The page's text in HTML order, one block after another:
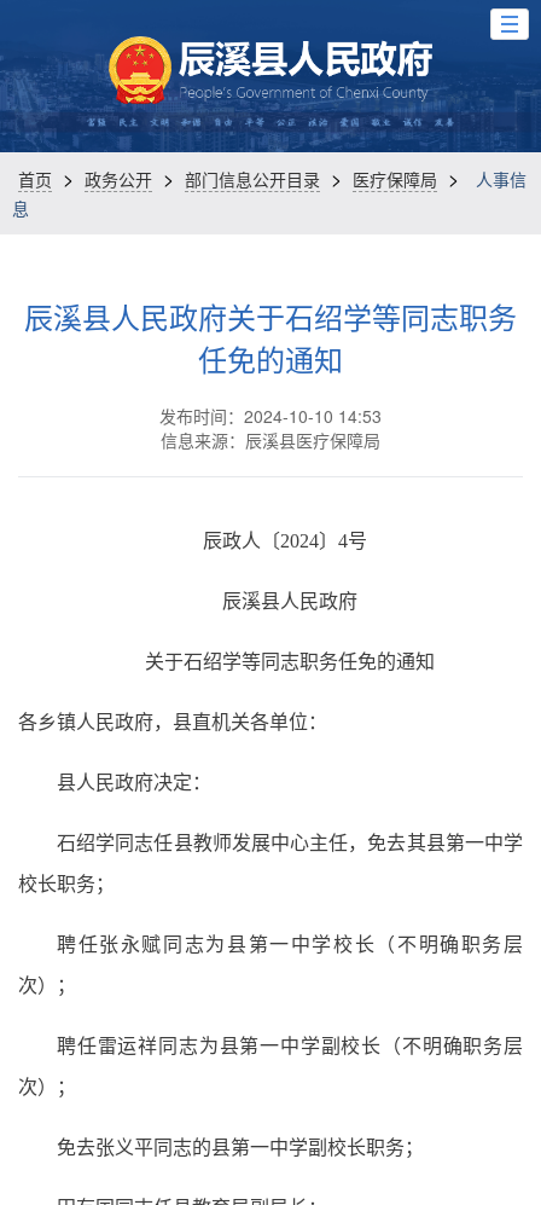
首页 > 政务公开 > 部门信息公开目录 > 医疗保障局 >
人事信
息
辰溪县人民政府关于石绍学等同志职务
任免的通知
发布时间：2024-10-10 14:53
信息来源：辰溪县医疗保障局
辰政人〔2024〕4号
辰溪县人民政府
关于石绍学等同志职务任免的通知
各乡镇人民政府，县直机关各单位：
县人民政府决定：
石绍学同志任县教师发展中心主任，免去其县第一中学
校长职务；
聘任张永赋同志为县第一中学校长（不明确职务层
次）；
聘任雷运祥同志为县第一中学副校长（不明确职务层
次）；
免去张义平同志的县第一中学副校长职务；